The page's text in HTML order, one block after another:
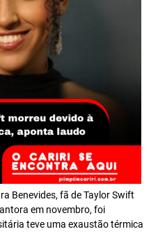
Benevides, fã de Taylor Swift
em novembro, foi
teve uma exaustão térmica